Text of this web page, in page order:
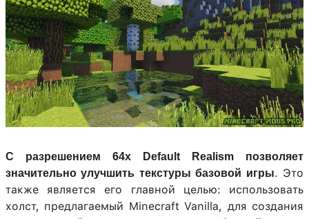
С разрешением 64x Default Realism позволяет
значительно улучшить текстуры базовой игры. Это
также является его главной целью: использовать
холст, предлагаемый Minecraft Vanilla, для создания